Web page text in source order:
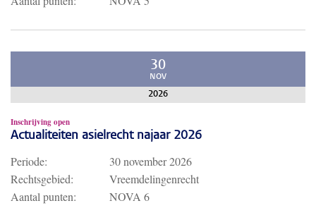
30
NOV
2026
Inschrijving open
Actualiteiten asielrecht najaar 2026
Periode:
30 november 2026
Rechtsgebied:
Vreemdelingenrecht
Aantal punten:
NOVA 6